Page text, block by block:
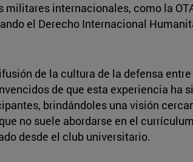
militares internacionales, como la
el Derecho Internacional
de la cultura de la defensa
de que esta experiencia ha
brindándoles una visión
no suele abordarse en el
desde el club universitario.